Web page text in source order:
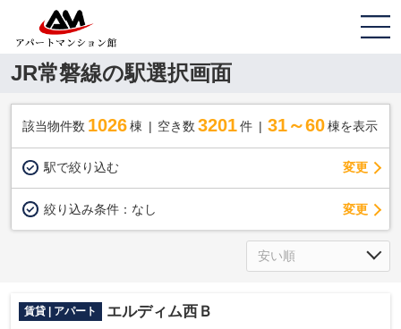
JR常磐線の駅選択画面
該当物件数 1026棟 空き数 3201 件 31～60 棟を表示
駅で絞り込む 変更
絞り込み条件： なし 変更
賃貸 | アパート エルディム西Ｂ